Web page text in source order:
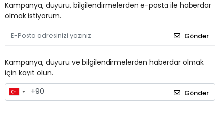
Kampanya, duyuru, bilgilendirmelerden e-posta ile haberdar
olmak istiyorum.
Gönder
Kampanya, duyuru ve bilgilendirmelerden haberdar olmak
için kayıt olun.
Gönder